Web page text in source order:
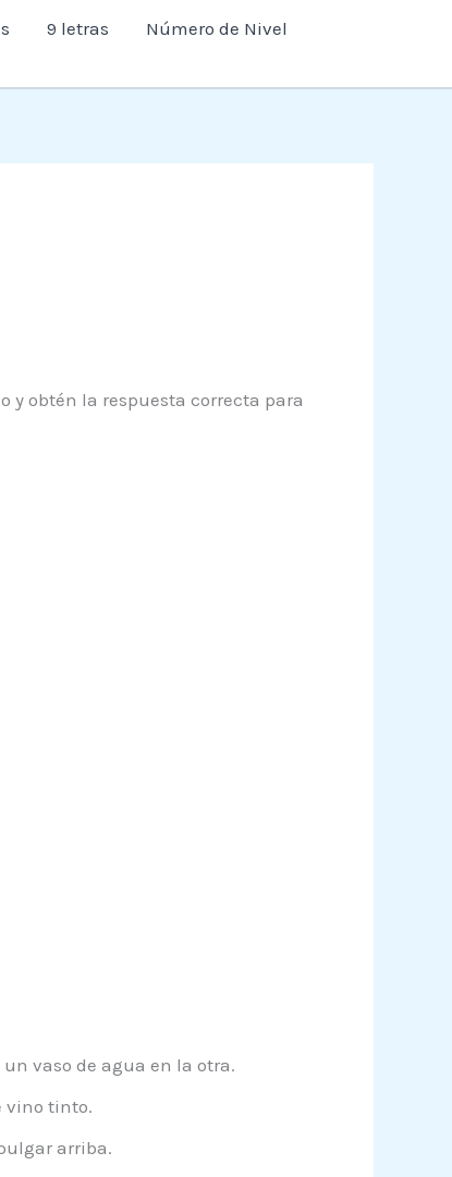
9 letras
Número de Nivel
y obtén la respuesta correcta para
vaso de agua en la otra.
vino tinto.
arriba.